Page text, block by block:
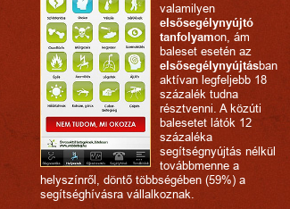
valamilyen
elsősegélynyújtó
tanfolyamon, ám
baleset esetén az
elsősegélynyújtásban
aktívan legfeljebb 18
százalék tudna
résztvenni. A közúti
balesetet látók 12
százaléka
segítségnyújtás nélkül
továbbmenne a
helyszínről, döntő többségében (59%) a
segítséghívásra vállalkoznak.